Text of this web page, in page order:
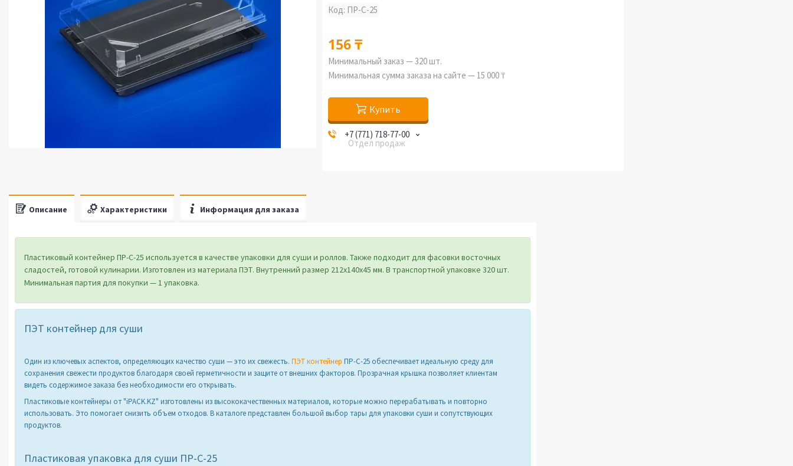
Код: ПР-С-25
156 ₸
Минимальный заказ — 320 шт.
Минимальная сумма заказа на сайте — 15 000 ₸
Купить
+7 (771) 718-77-00
Отдел продаж
Описание Характеристики Информация для заказа
Пластиковый контейнер ПР-С-25 используется в качестве упаковки для суши и роллов. Также подходит для фасовки восточных
сладостей, готовой кулинарии. Изготовлен из материала ПЭТ. Внутренний размер 212х140х45 мм. В транспортной упаковке 320 шт.
Минимальная партия для покупки — 1 упаковка.
ПЭТ контейнер для суши
Один из ключевых аспектов, определяющих качество суши — это их свежесть. ПЭТ контейнер ПР-С-25 обеспечивает идеальную среду для
сохранения свежести продуктов благодаря своей герметичности и защите от внешних факторов. Прозрачная крышка позволяет клиентам
видеть содержимое заказа без необходимости его открывать.
Пластиковые контейнеры от "iPACK.KZ" изготовлены из высококачественных материалов, которые можно перерабатывать и повторно
использовать. Это помогает снизить объем отходов. В каталоге представлен большой выбор тары для упаковки суши и сопутствующих
продуктов.
Пластиковая упаковка для суши ПР-С-25